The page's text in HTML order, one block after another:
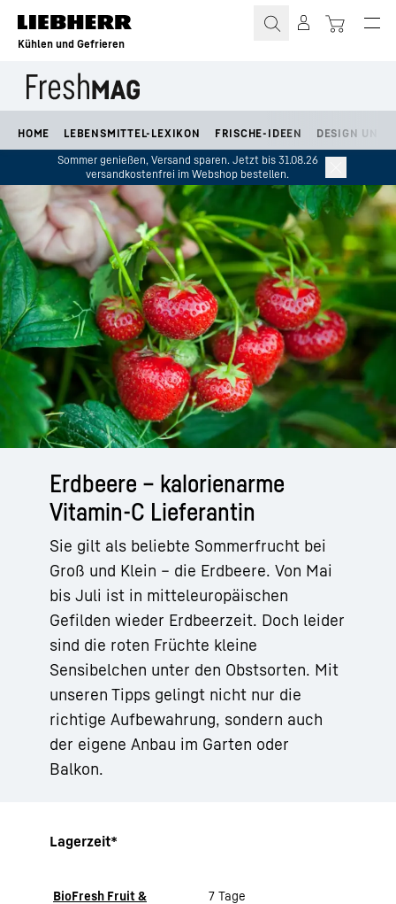
Zum Inhalt springen
Kühlen und Gefrieren
HOME LEBENSMITTEL-LEXIKON FRISCHE-IDEEN
DESIGN UND
Sommer genießen, Versand sparen. Jetzt bis 31.08.26
versandkostenfrei im Webshop bestellen.
Erdbeere – kalorienarme
Vitamin-C Lieferantin
Sie gilt als beliebte Sommerfrucht bei
Groß und Klein – die Erdbeere. Von Mai
bis Juli ist in mitteleuropäischen
Gefilden wieder Erdbeerzeit. Doch leider
sind die roten Früchte kleine
Sensibelchen unter den Obstsorten. Mit
unseren Tipps gelingt nicht nur die
richtige Aufbewahrung, sondern auch
der eigene Anbau im Garten oder
Balkon.
Lagerzeit*
BioFresh Fruit &
7 Tage